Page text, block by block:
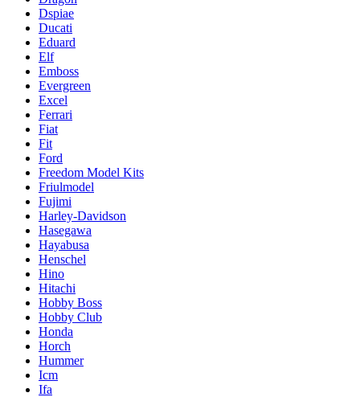
Dspiae
Ducati
Eduard
Elf
Emboss
Evergreen
Excel
Ferrari
Fiat
Fit
Ford
Freedom Model Kits
Friulmodel
Fujimi
Harley-Davidson
Hasegawa
Hayabusa
Henschel
Hino
Hitachi
Hobby Boss
Hobby Club
Honda
Horch
Hummer
Icm
Ifa